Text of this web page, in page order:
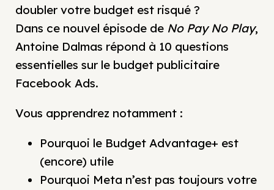
doubler votre budget est risqué ?
Dans ce nouvel épisode de No Pay No Play,
Antoine Dalmas répond à 10 questions
essentielles sur le budget publicitaire
Facebook Ads.
Vous apprendrez notamment :
Pourquoi le Budget Advantage+ est
(encore) utile
Pourquoi Meta n’est pas toujours votre